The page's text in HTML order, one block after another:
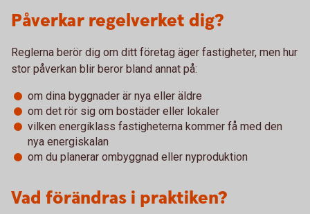
Påverkar regelverket dig?
Reglerna berör dig om ditt företag äger fastigheter, men hur
stor påverkan blir beror bland annat på:
om dina byggnader är nya eller äldre
om det rör sig om bostäder eller lokaler
vilken energiklass fastigheterna kommer få med den
nya energiskalan
om du planerar ombyggnad eller nyproduktion
Vad förändras i praktiken?